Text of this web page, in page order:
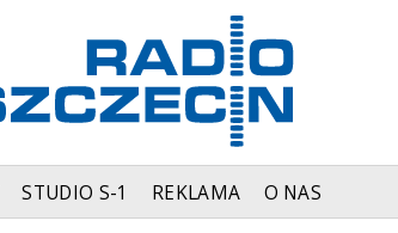
STUDIO S-1 REKLAMA O NAS